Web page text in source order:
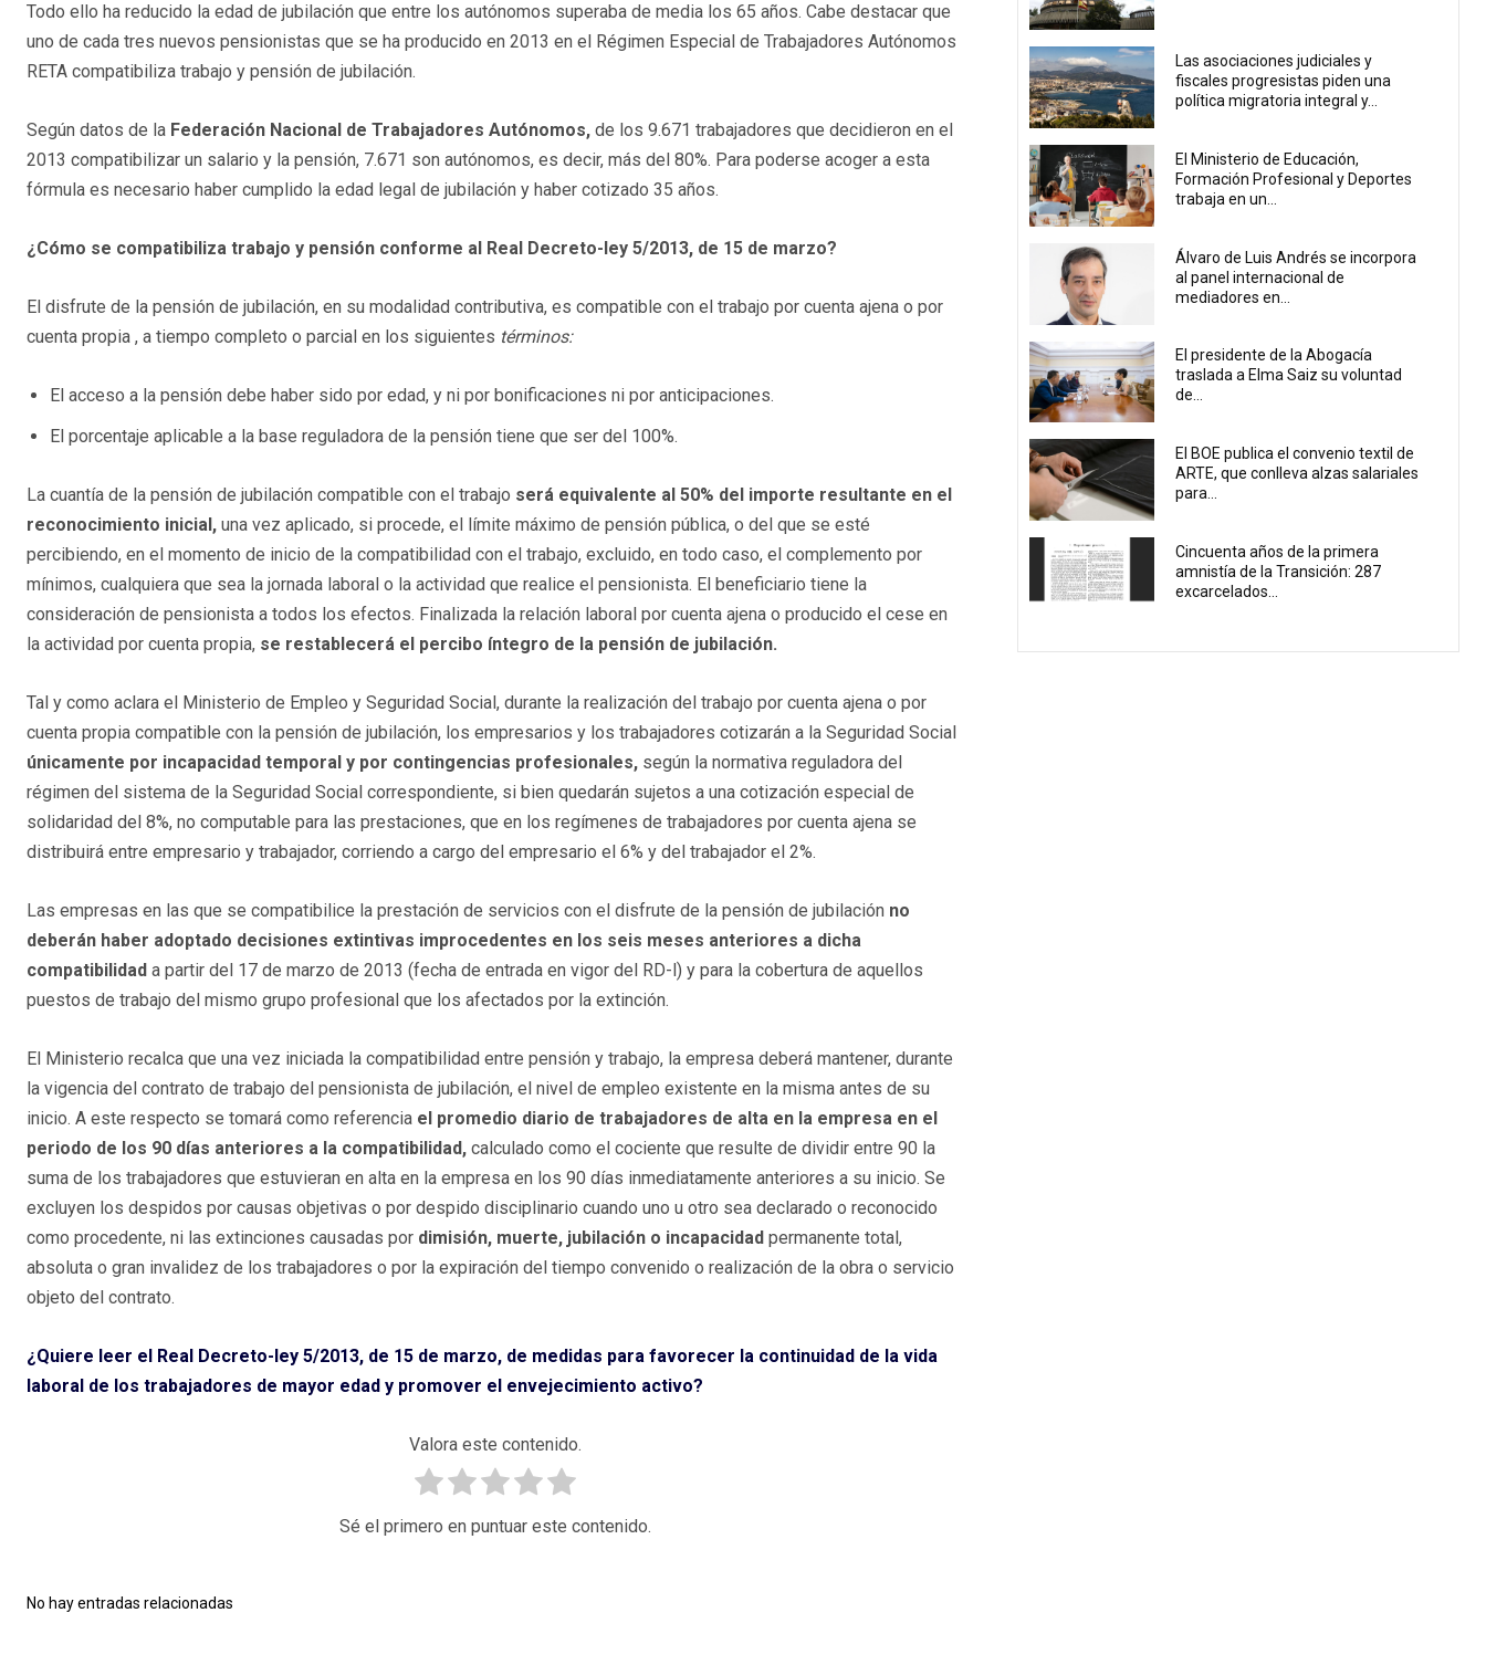
Todo ello ha reducido la edad de jubilación que entre los autónomos superaba de media los 65 años. Cabe destacar que
uno de cada tres nuevos pensionistas que se ha producido en 2013 en el Régimen Especial de Trabajadores Autónomos
RETA compatibiliza trabajo y pensión de jubilación.
Según datos de la Federación Nacional de Trabajadores Autónomos, de los 9.671 trabajadores que decidieron en el
2013 compatibilizar un salario y la pensión, 7.671 son autónomos, es decir, más del 80%. Para poderse acoger a esta
fórmula es necesario haber cumplido la edad legal de jubilación y haber cotizado 35 años.
¿Cómo se compatibiliza trabajo y pensión conforme al Real Decreto-ley 5/2013, de 15 de marzo?
El disfrute de la pensión de jubilación, en su modalidad contributiva, es compatible con el trabajo por cuenta ajena o por
cuenta propia , a tiempo completo o parcial en los siguientes términos:
El acceso a la pensión debe haber sido por edad, y ni por bonificaciones ni por anticipaciones.
El porcentaje aplicable a la base reguladora de la pensión tiene que ser del 100%.
La cuantía de la pensión de jubilación compatible con el trabajo será equivalente al 50% del importe resultante en el
reconocimiento inicial, una vez aplicado, si procede, el límite máximo de pensión pública, o del que se esté
percibiendo, en el momento de inicio de la compatibilidad con el trabajo, excluido, en todo caso, el complemento por
mínimos, cualquiera que sea la jornada laboral o la actividad que realice el pensionista. El beneficiario tiene la
consideración de pensionista a todos los efectos. Finalizada la relación laboral por cuenta ajena o producido el cese en
la actividad por cuenta propia, se restablecerá el percibo íntegro de la pensión de jubilación.
Tal y como aclara el Ministerio de Empleo y Seguridad Social, durante la realización del trabajo por cuenta ajena o por
cuenta propia compatible con la pensión de jubilación, los empresarios y los trabajadores cotizarán a la Seguridad Social
únicamente por incapacidad temporal y por contingencias profesionales, según la normativa reguladora del
régimen del sistema de la Seguridad Social correspondiente, si bien quedarán sujetos a una cotización especial de
solidaridad del 8%, no computable para las prestaciones, que en los regímenes de trabajadores por cuenta ajena se
distribuirá entre empresario y trabajador, corriendo a cargo del empresario el 6% y del trabajador el 2%.
Las empresas en las que se compatibilice la prestación de servicios con el disfrute de la pensión de jubilación no
deberán haber adoptado decisiones extintivas improcedentes en los seis meses anteriores a dicha
compatibilidad a partir del 17 de marzo de 2013 (fecha de entrada en vigor del RD-l) y para la cobertura de aquellos
puestos de trabajo del mismo grupo profesional que los afectados por la extinción.
El Ministerio recalca que una vez iniciada la compatibilidad entre pensión y trabajo, la empresa deberá mantener, durante
la vigencia del contrato de trabajo del pensionista de jubilación, el nivel de empleo existente en la misma antes de su
inicio. A este respecto se tomará como referencia el promedio diario de trabajadores de alta en la empresa en el
periodo de los 90 días anteriores a la compatibilidad, calculado como el cociente que resulte de dividir entre 90 la
suma de los trabajadores que estuvieran en alta en la empresa en los 90 días inmediatamente anteriores a su inicio. Se
excluyen los despidos por causas objetivas o por despido disciplinario cuando uno u otro sea declarado o reconocido
como procedente, ni las extinciones causadas por dimisión, muerte, jubilación o incapacidad permanente total,
absoluta o gran invalidez de los trabajadores o por la expiración del tiempo convenido o realización de la obra o servicio
objeto del contrato.
¿Quiere leer el Real Decreto-ley 5/2013, de 15 de marzo, de medidas para favorecer la continuidad de la vida
laboral de los trabajadores de mayor edad y promover el envejecimiento activo?
Valora este contenido.
Sé el primero en puntuar este contenido.
No hay entradas relacionadas
Las asociaciones judiciales y
fiscales progresistas piden una
política migratoria integral y...
El Ministerio de Educación,
Formación Profesional y Deportes
trabaja en un...
Álvaro de Luis Andrés se incorpora
al panel internacional de
mediadores en...
El presidente de la Abogacía
traslada a Elma Saiz su voluntad
de...
El BOE publica el convenio textil de
ARTE, que conlleva alzas salariales
para...
Cincuenta años de la primera
amnistía de la Transición: 287
excarcelados...